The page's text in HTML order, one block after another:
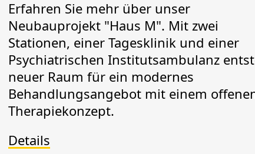
Erfahren Sie mehr über unser
Neubauprojekt "Haus M". Mit zwei
Stationen, einer Tagesklinik und einer
Psychiatrischen Institutsambulanz
neuer Raum für ein modernes
Behandlungsangebot mit einem
Therapiekonzept.
Details